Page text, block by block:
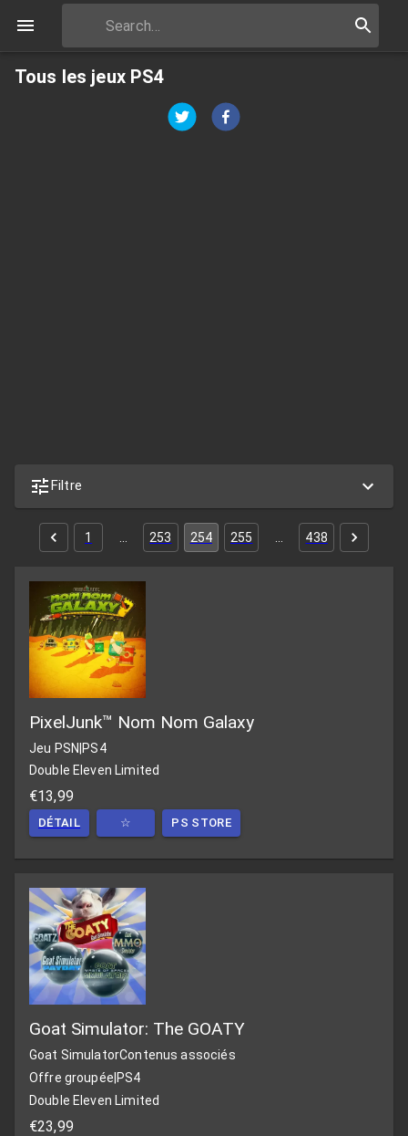
Tous les jeux PS4
Filtre
1 253 254 255 438
PixelJunk™ Nom Nom Galaxy
Jeu PSN|PS4
Double Eleven Limited
€13,99
DÉTAIL ☆ PS STORE
Goat Simulator: The GOATY
Goat SimulatorContenus associés
Offre groupée PS4
Double Eleven Limited
€23,99